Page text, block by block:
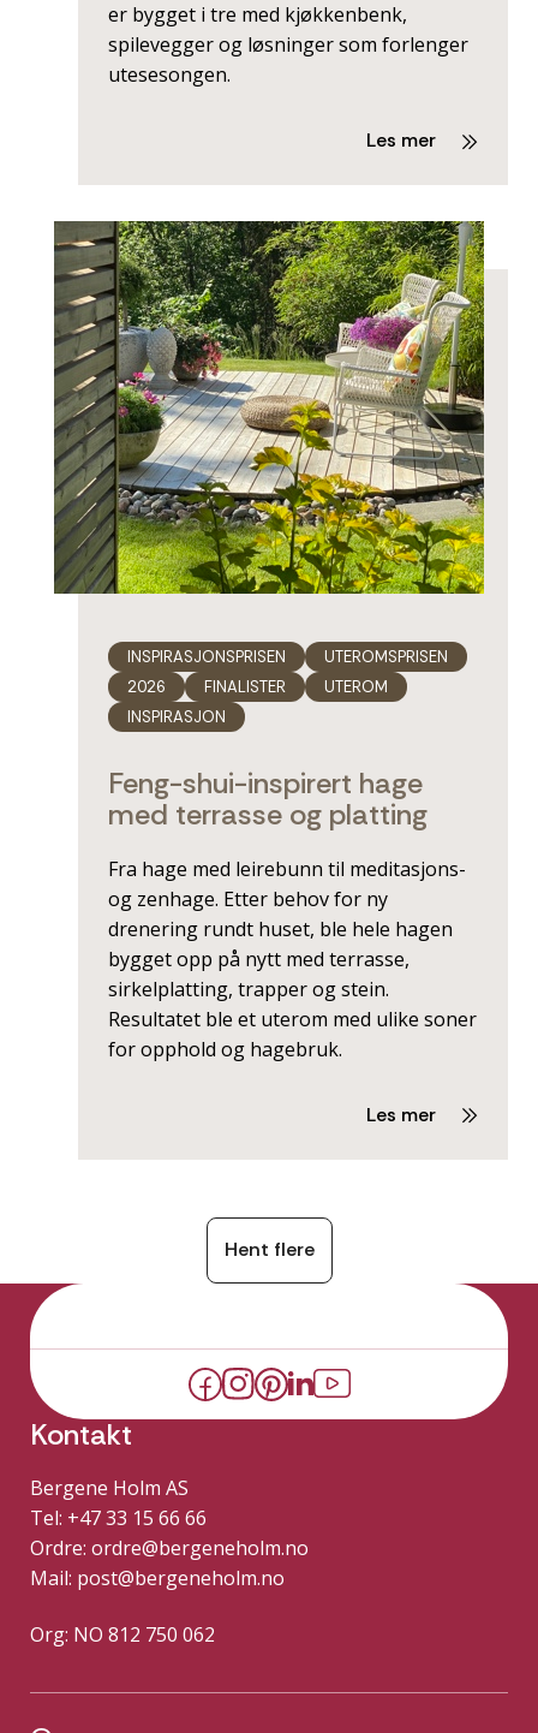
er bygget i tre med kjøkkenbenk,
spilevegger og løsninger som forlenger
utesesongen.
Les mer
INSPIRASJONSPRISEN
UTEROMSPRISEN
2026
FINALISTER
UTEROM
INSPIRASJON
Feng-shui-inspirert hage
med terrasse og platting
Fra hage med leirebunn til meditasjons-
og zenhage. Etter behov for ny
drenering rundt huset, ble hele hagen
bygget opp på nytt med terrasse,
sirkelplatting, trapper og stein.
Resultatet ble et uterom med ulike soner
for opphold og hagebruk.
Les mer
Hent flere
Kontakt
Bergene Holm AS
Tel: +47 33 15 66 66
Ordre: ordre@bergeneholm.no
Mail: post@bergeneholm.no
Org: NO 812 750 062